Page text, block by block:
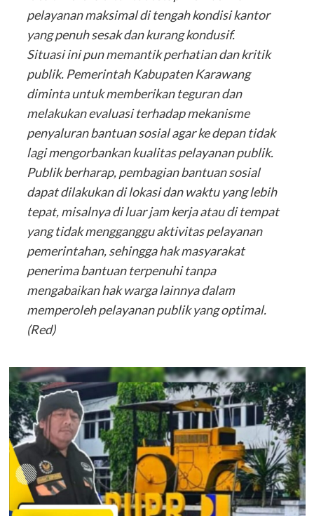
pelayanan maksimal di tengah kondisi kantor
yang penuh sesak dan kurang kondusif.
Situasi ini pun memantik perhatian dan kritik
publik. Pemerintah Kabupaten Karawang
diminta untuk memberikan teguran dan
melakukan evaluasi terhadap mekanisme
penyaluran bantuan sosial agar ke depan tidak
lagi mengorbankan kualitas pelayanan publik.
Publik berharap, pembagian bantuan sosial
dapat dilakukan di lokasi dan waktu yang lebih
tepat, misalnya di luar jam kerja atau di tempat
yang tidak mengganggu aktivitas pelayanan
pemerintahan, sehingga hak masyarakat
penerima bantuan terpenuhi tanpa
mengabaikan hak warga lainnya dalam
memperoleh pelayanan publik yang optimal.
(Red)